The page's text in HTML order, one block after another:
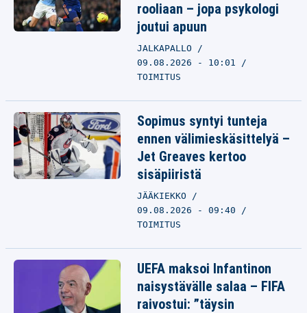
rooliaan – jopa psykologi
joutui apuun
JALKAPALLO
09.08.2026 - 10:01
TOIMITUS
Sopimus syntyi tunteja
ennen välimieskäsittelyä –
Jet Greaves kertoo
sisäpiiristä
JÄÄKIEKKO
09.08.2026 - 09:40
TOIMITUS
UEFA maksoi Infantinon
naisystävälle salaa – FIFA
raivostui: ”täysin